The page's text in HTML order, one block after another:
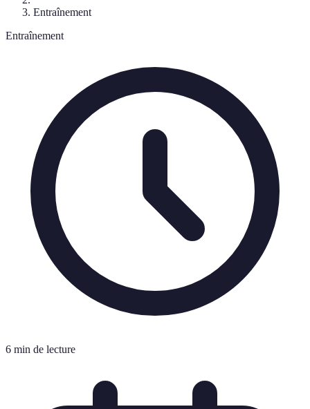
Entraînement
Entraînement
6 min de lecture